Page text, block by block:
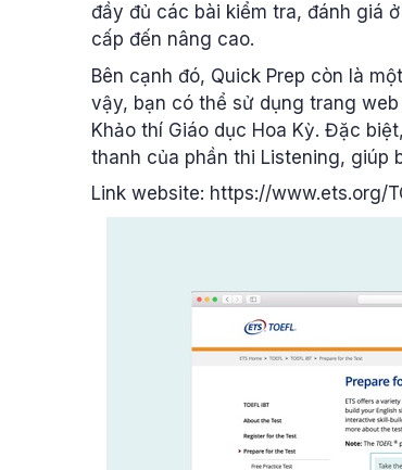
đầy đủ các bài kiểm tra, đánh giá
cấp đến nâng cao.
Bên cạnh đó, Quick Prep còn là
vậy, bạn có thể sử dụng trang
Khảo thí Giáo dục Hoa Kỳ. Đặc
thanh của phần thi Listening, giúp
Link website: https://www.ets.org/